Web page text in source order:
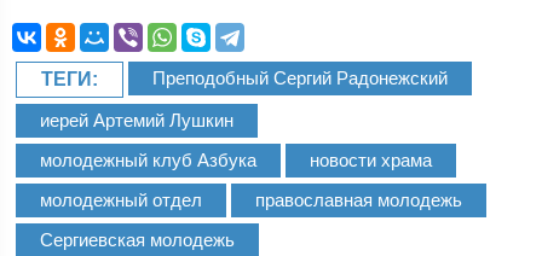
ТЕГИ: Преподобный Сергий Радонежский
иерей Артемий Лушкин
молодежный клуб Азбука
новости храма
молодежный отдел
православная молодежь
Сергиевская молодежь